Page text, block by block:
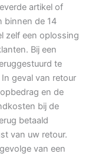
artikel of
binnen de 14
zelf een oplossing
Bij een
te
geval van retour
en de
bij de
betaald
van uw retour.
van een